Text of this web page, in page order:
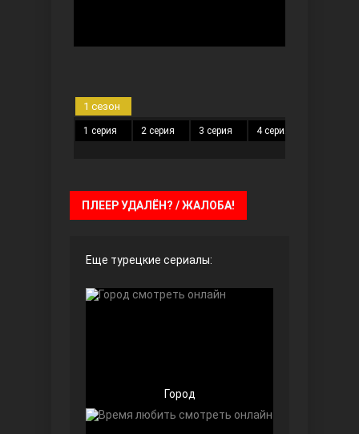
Чёрно-белая любовь
1 сезон
1 серия 2 серия 3 серия 4 серия
ПЛЕЕР УДАЛЁН? / ЖАЛОБА!
Еще турецкие сериалы:
Город